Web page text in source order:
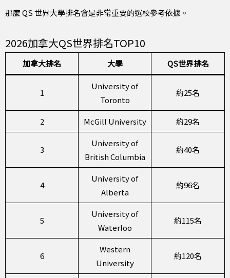
那麼 QS 世界大學排名會是非常重要的選校參考依據。
2026加拿大QS世界排名TOP10
加拿大排名 大學 QS世界排名
1
University of
Toronto
約25名
2 McGill University 約29名
3
University of
British Columbia
約40名
4
University of
Alberta
約96名
5
University of
Waterloo
約115名
6
Western
University
約120名